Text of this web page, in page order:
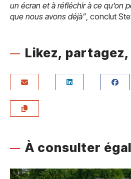
un écran et à réfléchir à ce qu’on
que nous avons déjà”, conclut
Likez,
À consulter